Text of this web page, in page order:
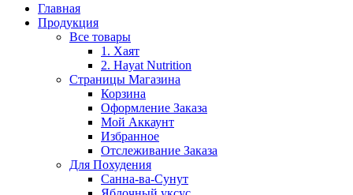
Главная
Продукция
Все товары
1. Хаят
2. Hayat Nutrition
Страницы Магазина
Корзина
Оформление Заказа
Мой Аккаунт
Избранное
Отслеживание Заказа
Для Похудения
Санна-ва-Сунут